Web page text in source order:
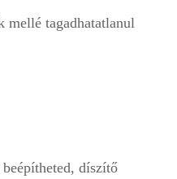
mellé tagadhatatlanul
díszítő